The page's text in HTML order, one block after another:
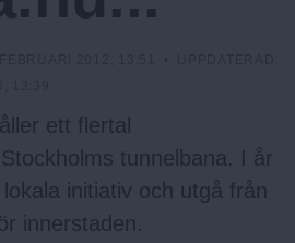
n
ett flertal
tunnelbana. I år
initiativ och utgå från
innerstaden.